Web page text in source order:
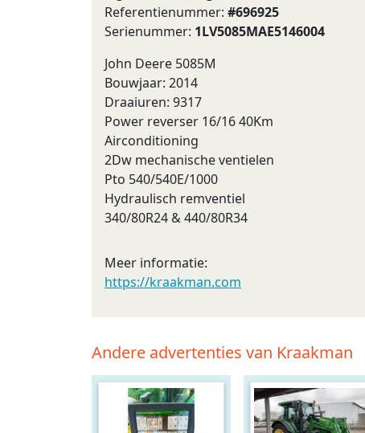
Referentienummer: #696925
Serienummer: 1LV5085MAE5146004
John Deere 5085M
Bouwjaar: 2014
Draaiuren: 9317
Power reverser 16/16 40Km
Airconditioning
2Dw mechanische ventielen
Pto 540/540E/1000
Hydraulisch remventiel
340/80R24 & 440/80R34
Meer informatie:
https://kraakman.com
Andere advertenties van Kraakman